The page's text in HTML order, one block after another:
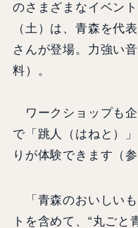
のさまざまなイベン
（土）は、青森を代
さんが登場。力強い
料）。
ワークショップも
で「跳人（はねと）
りが体験できます（参
「青森のおいしい
トを含めて、“丸ご